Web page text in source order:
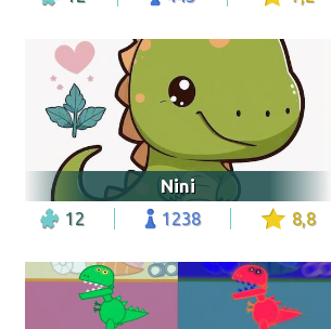
Nini
12 1238 8,8